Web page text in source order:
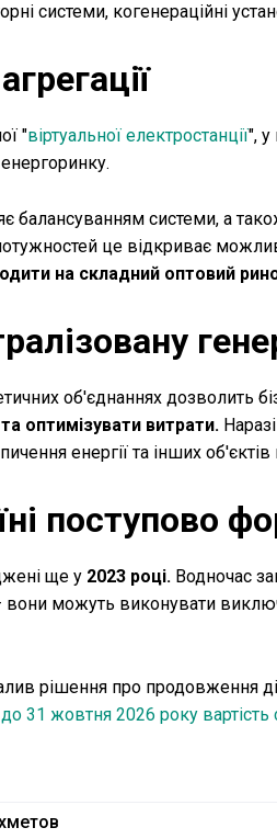
системи, когенераційні
"віртуальної електростанції", у
балансуванням системи, а
це відкриває
на складний оптовий
об'єднаннях дозволить
оптимізувати витрати.
енергії та інших об'єктів
поступово
ще у 2023 році. Водночас
вони можуть виконувати
рішення про продовження
до 31 жовтня 2026 року